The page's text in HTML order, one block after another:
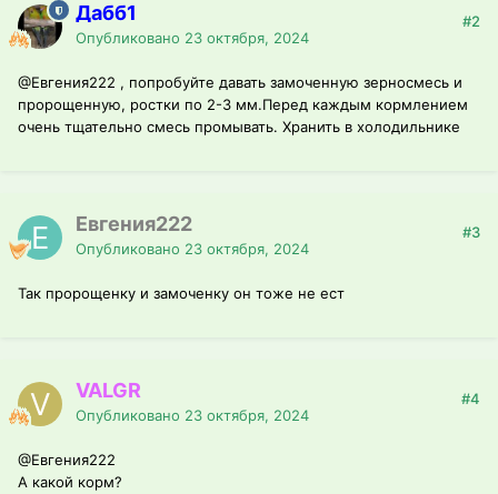
Дабб1
Опубликовано 23 октября, 2024
#2
@Евгения222 , попробуйте давать замоченную зерносмесь и
пророщенную, ростки по 2-3 мм.Перед каждым кормлением
очень тщательно смесь промывать. Хранить в холодильнике
Евгения222
Опубликовано 23 октября, 2024
#3
Так пророщенку и замоченку он тоже не ест
VALGR
Опубликовано 23 октября, 2024
#4
@Евгения222
А какой корм?